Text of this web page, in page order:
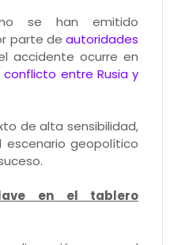
se han emitido
parte deautoridades
accidente ocurre en
conflicto entre Rusia y
de alta sensibilidad,
geopolítico
en el tablero